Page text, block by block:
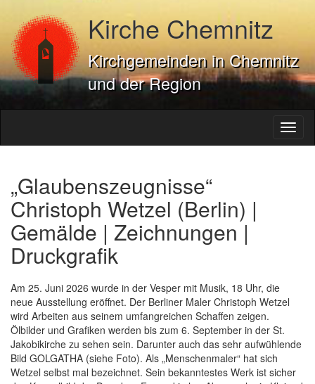
Kirche Chemnitz
Kirchgemeinden in Chemnitz
und der Region
„Glaubenszeugnisse“
Christoph Wetzel (Berlin) |
Gemälde | Zeichnungen |
Druckgrafik
Am 25. Juni 2026 wurde in der Vesper mit Musik, 18 Uhr, die
neue Ausstellung eröffnet. Der Berliner Maler Christoph Wetzel
wird Arbeiten aus seinem umfangreichen Schaffen zeigen.
Ölbilder und Grafiken werden bis zum 6. September in der St.
Jakobikirche zu sehen sein. Darunter auch das sehr aufwühlende
Bild GOLGATHA (siehe Foto). Als „Menschenmaler“ hat sich
Wetzel selbst mal bezeichnet. Sein bekanntestes Werk ist sicher